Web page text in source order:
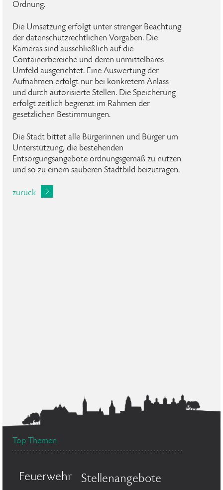
Ordnung.
Die Umsetzung erfolgt unter strenger Beachtung
der datenschutzrechtlichen Vorgaben. Die
Kameras sind ausschließlich auf die
Containerbereiche und deren unmittelbares
Umfeld ausgerichtet. Eine Auswertung der
Aufnahmen erfolgt nur bei konkretem Anlass
und durch autorisierte Stellen. Die Speicherung
erfolgt zeitlich begrenzt im Rahmen der
gesetzlichen Bestimmungen.
Die Stadt bittet alle Bürgerinnen und Bürger um
Unterstützung, die bestehenden
Entsorgungsangebote ordnungsgemäß zu nutzen
und so zu einem sauberen Stadtbild beizutragen.
zurück
Top Themen
Feuerwehr Stellenangebote